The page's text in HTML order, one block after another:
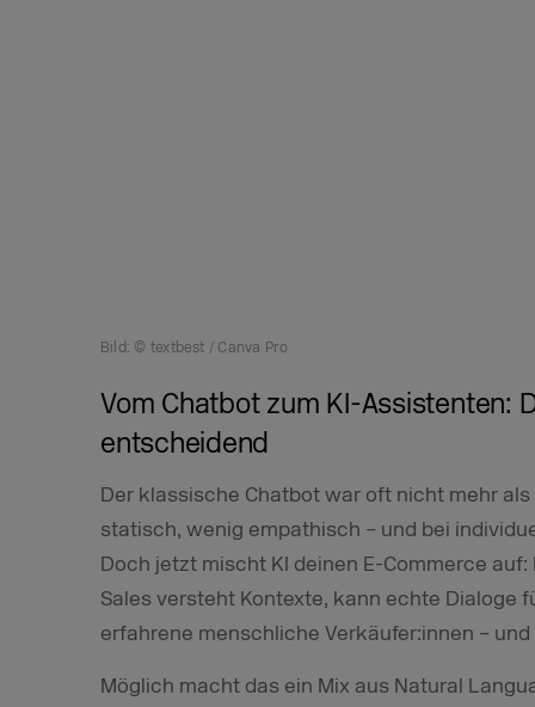
Bild: © textbest / Canva Pro
Vom Chatbot zum KI-Assistenten:
entscheidend
Der klassische Chatbot war oft nicht mehr
statisch, wenig empathisch – und bei
Doch jetzt mischt KI deinen E-Commerce
Sales versteht Kontexte, kann echte Dialoge
erfahrene menschliche Verkäufer:innen – und
Möglich macht das ein Mix aus Natural